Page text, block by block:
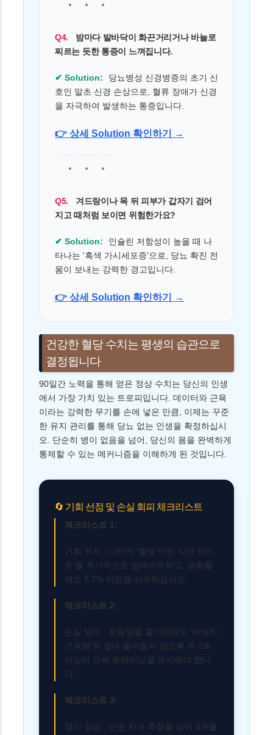
Q4.
밤마다 발바닥이 화끈거리거나 바늘로
찌르는 듯한 통증이 느껴집니다.
✔ Solution:
당뇨병성 신경병증의 초기 신
호인 말초 신경 손상으로, 혈류 장애가 신경
을 자극하여 발생하는 통증입니다.
👉 상세 Solution 확인하기 →
Q5.
겨드랑이나 목 뒤 피부가 갑자기 검어
지고 때처럼 보이면 위험한가요?
✔ Solution:
인슐린 저항성이 높을 때 나
타나는 '흑색 가시세포증'으로, 당뇨 확진 전
몸이 보내는 강력한 경고입니다.
👉 상세 Solution 확인하기 →
건강한 혈당 수치는 평생의 습관으로
결정됩니다
90일간 노력을 통해 얻은 정상 수치는 당신의 인생
에서 가장 가치 있는 트로피입니다. 데이터와 근육
이라는 강력한 무기를 손에 넣은 만큼, 이제는 꾸준
한 유지 관리를 통해 당뇨 없는 인생을 확정하십시
오. 단순히 병이 없음을 넘어, 당신의 몸을 완벽하게
통제할 수 있는 메커니즘을 이해하게 된 것입니다.
🔄 기회 선점 및 손실 회피 체크리스트
체크리스트 1:
기회 유지 : 나만의 '혈당 안전 식단 리스
트'를 주기적으로 업데이트하고, 당화혈
색소 5.7% 미만을 사수하십시오.
체크리스트 2:
손실 방어 : 운동량을 줄이더라도 '허벅지
근육량'은 절대 줄어들지 않도록 주 2회
이상의 근력 트레이닝을 유지해야 합니
다.
체크리스트 3:
정기 점검 : 단순 자가 측정을 넘어 3개월